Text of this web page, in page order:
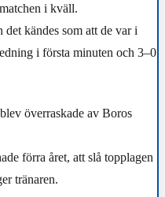
i kväll.
kändes som att de var i
i första minuten och 3–0
överraskade av Boros
förra året, att slå topplagen
tränaren.